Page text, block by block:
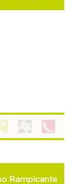
Rampicante